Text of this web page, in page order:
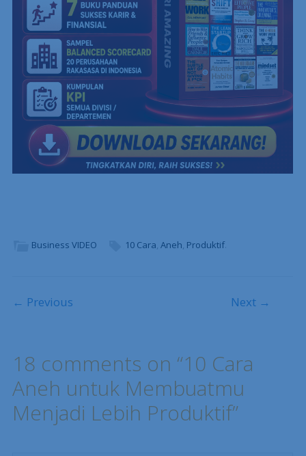
Business VIDEO 10 Cara, Aneh, Produktif.
Post navigation
← Previous Next →
18 comments on “10 Cara
Aneh untuk Membuatmu
Menjadi Lebih Produktif”